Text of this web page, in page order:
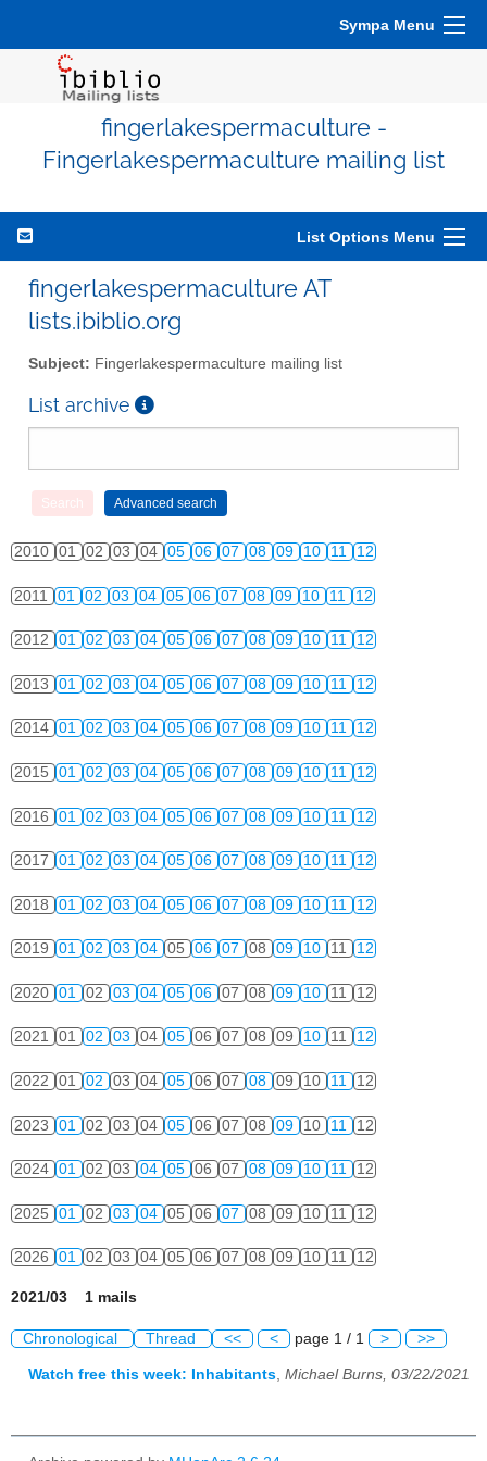
Sympa Menu
fingerlakespermaculture -
Fingerlakespermaculture mailing list
List Options Menu
fingerlakespermaculture AT
lists.ibiblio.org
Subject: Fingerlakespermaculture mailing list
List archive
2010 01 02 03 04 05 06 07 08 09 10 11 12
2011 01 02 03 04 05 06 07 08 09 10 11 12
2012 01 02 03 04 05 06 07 08 09 10 11 12
2013 01 02 03 04 05 06 07 08 09 10 11 12
2014 01 02 03 04 05 06 07 08 09 10 11 12
2015 01 02 03 04 05 06 07 08 09 10 11 12
2016 01 02 03 04 05 06 07 08 09 10 11 12
2017 01 02 03 04 05 06 07 08 09 10 11 12
2018 01 02 03 04 05 06 07 08 09 10 11 12
2019 01 02 03 04 05 06 07 08 09 10 11 12
2020 01 02 03 04 05 06 07 08 09 10 11 12
2021 01 02 03 04 05 06 07 08 09 10 11 12
2022 01 02 03 04 05 06 07 08 09 10 11 12
2023 01 02 03 04 05 06 07 08 09 10 11 12
2024 01 02 03 04 05 06 07 08 09 10 11 12
2025 01 02 03 04 05 06 07 08 09 10 11 12
2026 01 02 03 04 05 06 07 08 09 10 11 12
2021/03 1 mails
Chronological Thread << < page 1 / 1 > >>
Watch free this week: Inhabitants Michael Burns, 03/22/2021